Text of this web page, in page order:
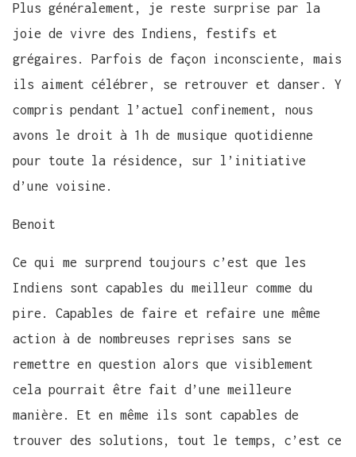
Plus généralement, je reste surprise par la
joie de vivre des Indiens, festifs et
grégaires. Parfois de façon inconsciente, mais
ils aiment célébrer, se retrouver et danser. Y
compris pendant l’actuel confinement, nous
avons le droit à 1h de musique quotidienne
pour toute la résidence, sur l’initiative
d’une voisine.
Benoit
Ce qui me surprend toujours c’est que les
Indiens sont capables du meilleur comme du
pire. Capables de faire et refaire une même
action à de nombreuses reprises sans se
remettre en question alors que visiblement
cela pourrait être fait d’une meilleure
manière. Et en même ils sont capables de
trouver des solutions, tout le temps, c’est ce